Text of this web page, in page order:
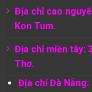
Địa chỉ cao
Kon Tum.
Địa chỉ miền tây:
Thơ.
Địa chỉ Đà Nẵng: